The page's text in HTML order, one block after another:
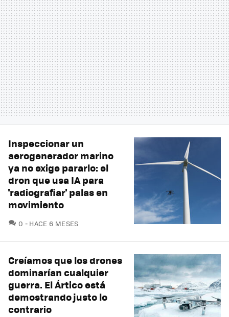
Inspeccionar un
aerogenerador marino
ya no exige pararlo: el
dron que usa IA para
'radiografiar' palas en
movimiento
0 COMENTARIOS
HACE 6 MESES
Creíamos que los drones
dominarían cualquier
guerra. El Ártico está
demostrando justo lo
contrario